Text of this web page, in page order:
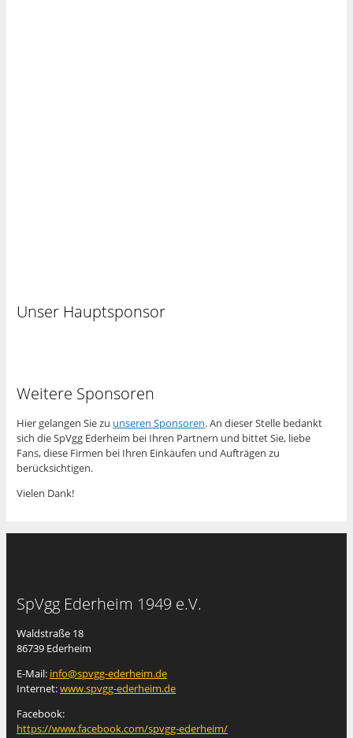
Unser Hauptsponsor
Weitere Sponsoren
Hier gelangen Sie zu unseren Sponsoren. An dieser Stelle bedankt
sich die SpVgg Ederheim bei Ihren Partnern und bittet Sie, liebe
Fans, diese Firmen bei Ihren Einkäufen und Aufträgen zu
berücksichtigen.
Vielen Dank!
SpVgg Ederheim 1949 e.V.
Waldstraße 18
86739 Ederheim
E-Mail: info@spvgg-ederheim.de
Internet:www.spvgg-ederheim.de
Facebook:
https://www.facebook.com/spvgg-ederheim/